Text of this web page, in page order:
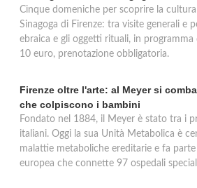
Cinque domeniche per scoprire la
Sinagoga di Firenze: tra visite generali e
ebraica e gli oggetti rituali, in
10 euro, prenotazione obbligatoria.
Firenze oltre l'arte: al Meyer si
che colpiscono i bambini
Fondato nel 1884, il Meyer è stato tra i
italiani. Oggi la sua Unità Metabolica è
malattie metaboliche ereditarie e fa
europea che connette 97 ospedali